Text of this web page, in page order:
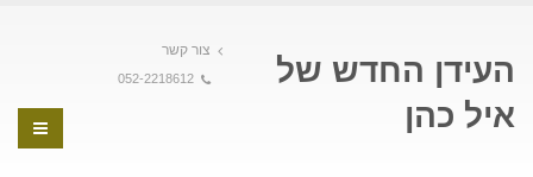
העידן החדש של
איל כהן
צור קשר
052-2218612